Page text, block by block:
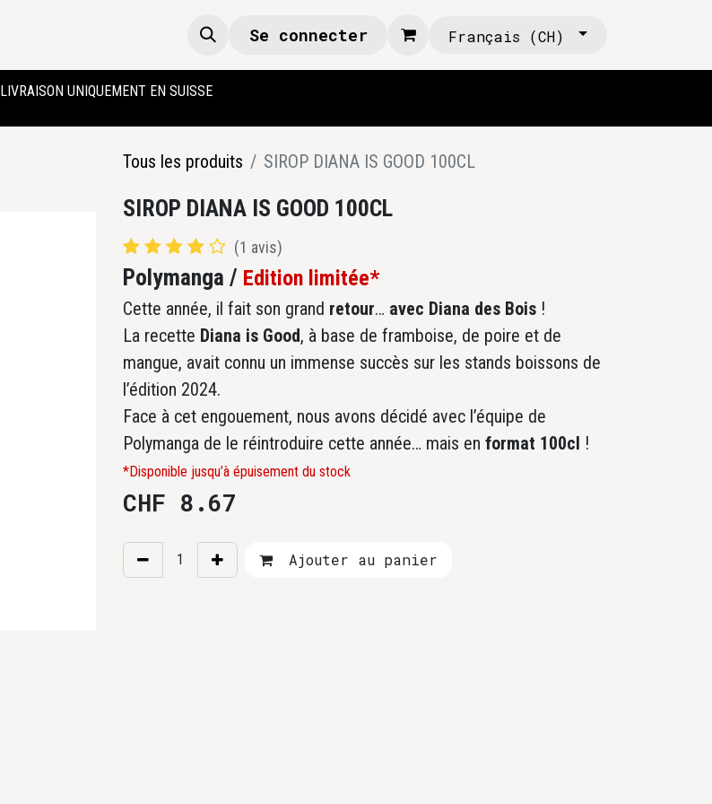
Se connecter Français (CH)
LIVRAISON UNIQUEMENT EN SUISSE
Tous les produits SIROP DIANA IS GOOD 100CL
SIROP DIANA IS GOOD 100CL
(1 avis)
Polymanga / Edition limitée*
Cette année, il fait son grand retour… avec Diana des Bois !
La recette Diana is Good, à base de framboise, de poire et de
mangue, avait connu un immense succès sur les stands boissons de
l’édition 2024.
Face à cet engouement, nous avons décidé avec l’équipe de
Polymanga de le réintroduire cette année… mais en format 100cl !
*Disponible jusqu’à épuisement du stock
CHF 8.67
Ajouter au panier